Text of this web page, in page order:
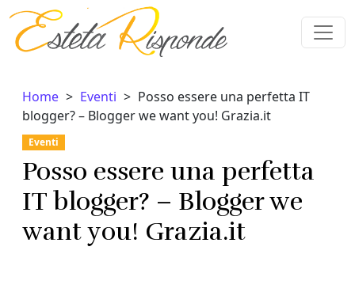
Vai al contenuto
Home Eventi
Posso essere una perfetta IT
blogger? – Blogger we want you! Grazia.it
Eventi
Posso essere una perfetta
IT blogger? – Blogger we
want you! Grazia.it